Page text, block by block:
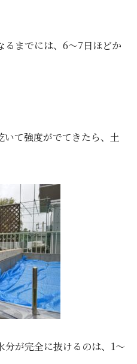
るまでには、6～7日ほどか
いて強度がでてきたら、土
分が完全に抜けるのは、1～